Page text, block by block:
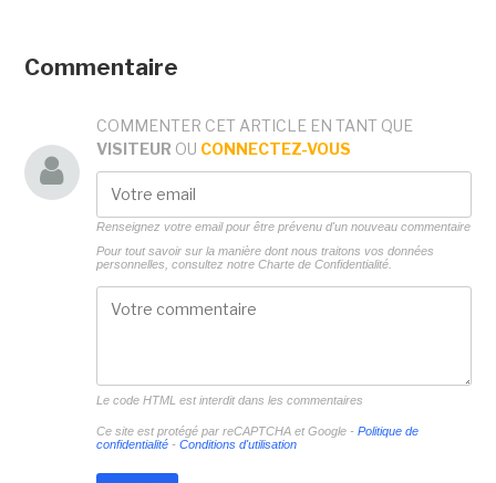
Commentaire
COMMENTER CET ARTICLE EN TANT QUE
VISITEUR OU CONNECTEZ-VOUS
Renseignez votre email pour être prévenu d'un nouveau commentaire
Pour tout savoir sur la manière dont nous traitons vos données
personnelles, consultez notre Charte de Confidentialité.
Le code HTML est interdit dans les commentaires
Ce site est protégé par reCAPTCHA et Google - Politique de
confidentialité- Conditions d'utilisation